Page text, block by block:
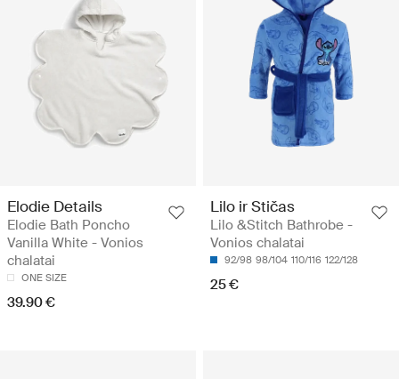
Elodie Details
Elodie Bath Poncho
Vanilla White - Vonios
chalatai
ONE SIZE
39.90 €
Lilo ir Stičas
Lilo &Stitch Bathrobe -
Vonios chalatai
92/98 98/104 110/116 122/128
25 €